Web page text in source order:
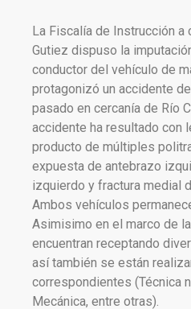
La Fiscalía de Instrucción a
Gutiez dispuso la
conductor del vehículo de
protagonizó un accidente
pasado en cercanía de Río
accidente ha resultado con
producto de múltiples
expuesta de antebrazo
izquierdo y fractura medial
Ambos vehículos
Asimisimo en el marco de
encuentran receptando
así también se están
correspondientes (Técnica
Mecánica, entre otras).